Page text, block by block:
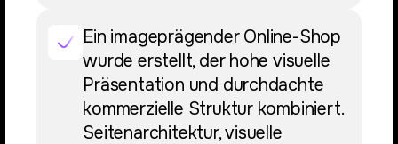
Ein imageprägender Online-Shop
wurde erstellt, der hohe visuelle
Präsentation und durchdachte
kommerzielle Struktur kombiniert.
Seitenarchitektur, visuelle